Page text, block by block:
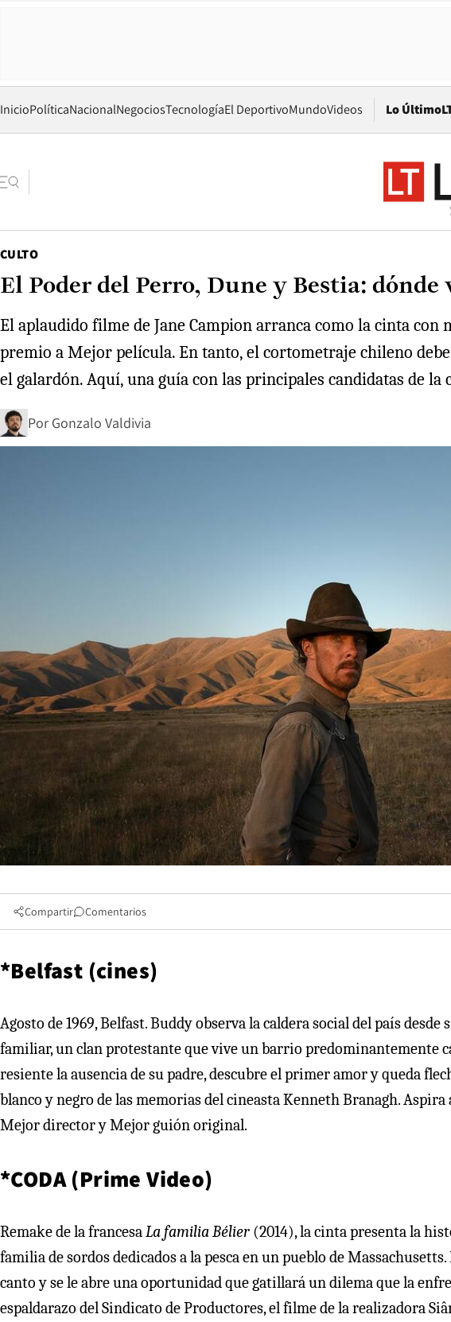
InicioPolíticaNacionalNegociosTecnologíaEl DeportivoMundoVideos Lo Último
CULTO
El Poder del Perro, Dune y Bestia:
El aplaudido filme de Jane Campion arranca como la cinta
premio a Mejor película. En tanto, el cortometraje chileno
el galardón. Aquí, una guía con las principales candidatas de la
Por Gonzalo Valdivia
Compartir Comentarios
*Belfast (cines)
Agosto de 1969, Belfast. Buddy observa la caldera social del país
familiar, un clan protestante que vive un barrio predominantemente
resiente la ausencia de su padre, descubre el primer amor y queda
blanco y negro de las memorias del cineasta Kenneth Branagh.
Mejor director y Mejor guión original.
*CODA (Prime Video)
Remake de la francesaLa familia Bélier (2014), la cinta presenta la
familia de sordos dedicados a la pesca en un pueblo de
canto y se le abre una oportunidad que gatillará un dilema que la
espaldarazo del Sindicato de Productores, el filme de la realizadora